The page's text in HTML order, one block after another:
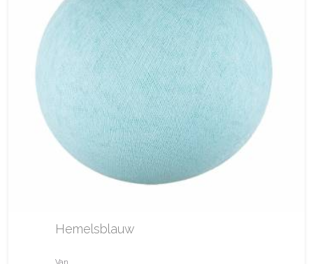
Hemelsblauw
Van